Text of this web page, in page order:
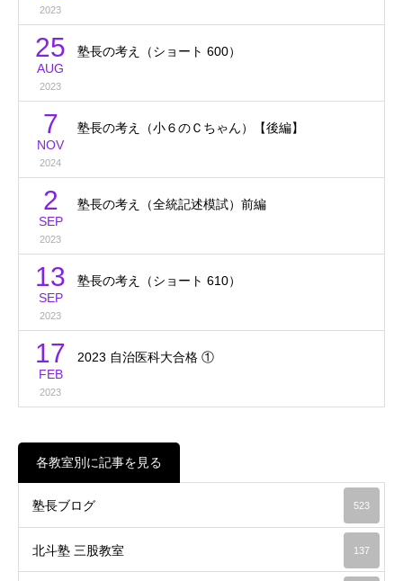
2023
25
AUG
2023
塾長の考え（ショート 600）
7
NOV
2024
塾長の考え（小６のＣちゃん）【後編】
2
SEP
2023
塾長の考え（全統記述模試）前編
13
SEP
2023
塾長の考え（ショート 610）
17
FEB
2023
2023 自治医科大合格 ①
各教室別に記事を見る
塾長ブログ 523
北斗塾 三股教室 137